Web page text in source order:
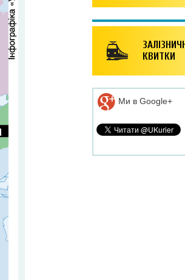
КВИТКИ
Ми в Google+